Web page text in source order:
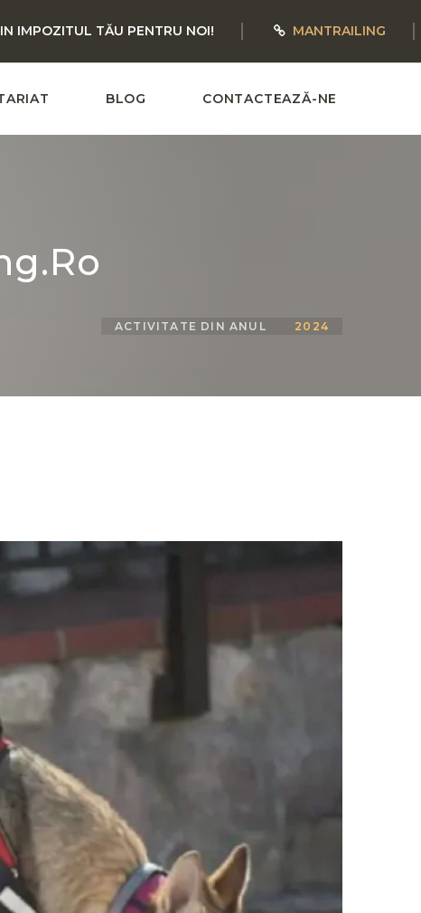
IMPOZITUL TĂU PENTRU NOI! MANTRAILING
BLOG CONTACTEAZĂ-NE
ACTIVITATE DIN ANUL 2024